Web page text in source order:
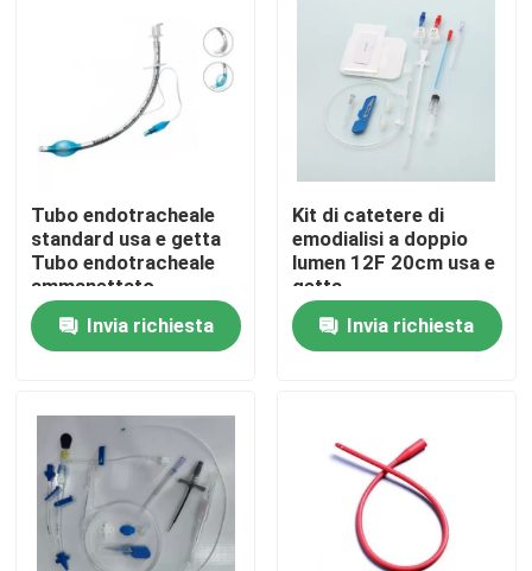
Controllo della qualità
Contattaci
Maschera di ossigeno medica
Maschera di ossigeno Venturi
Tubo endotracheale
standard usa e getta
Tubo endotracheale
ammanettato
Invia richiesta
Kit di catetere di
emodialisi a doppio
lumen 12F 20cm usa e
getta
Invia richiesta